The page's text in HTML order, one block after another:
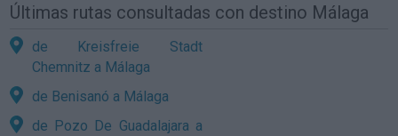
Últimas rutas consultadas con destino Málaga
de Kreisfreie Stadt
Chemnitz a Málaga
de Benisanó a Málaga
de Pozo De Guadalajara a